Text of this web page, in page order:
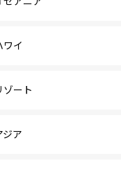
ワイ
ゾート
ジア